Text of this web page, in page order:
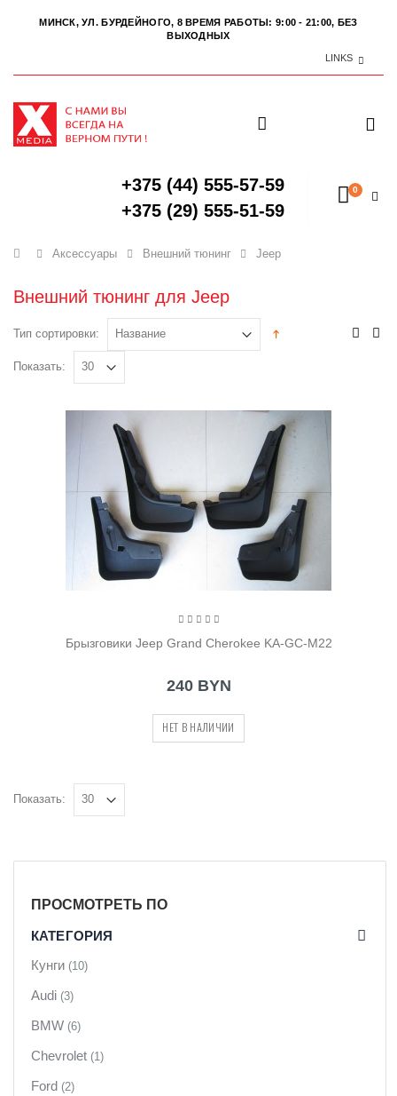
МИНСК, УЛ. БУРДЕЙНОГО, 8 ВРЕМЯ РАБОТЫ: 9:00 - 21:00, БЕЗ
ВЫХОДНЫХ
LINKS
+375 (44) 555-57-59
+375 (29) 555-51-59
0
Главная
Аксессуары Внешний тюнинг Jeep
Внешний тюнинг для Jeep
Тип сортировки:
Показать:
Брызговики Jeep Grand Cherokee KA-GC-M22
240 BYN
НЕТ В НАЛИЧИИ
Показать:
ПРОСМОТРЕТЬ ПО
КАТЕГОРИЯ
Кунги (10)
Audi (3)
BMW (6)
Chevrolet (1)
Ford (2)